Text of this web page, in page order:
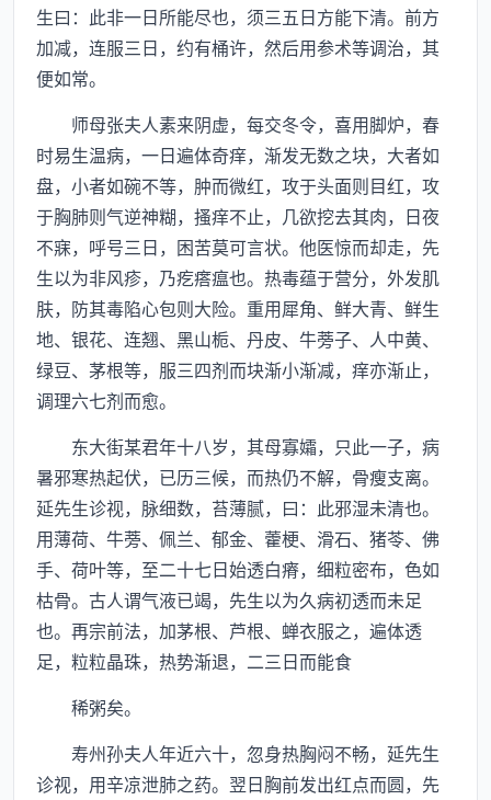
生曰：此非一日所能尽也，须三五日方能下清。前方
加减，连服三日，约有桶许，然后用参术等调治，其
便如常。
师母张夫人素来阴虚，每交冬令，喜用脚炉，春
时易生温病，一日遍体奇痒，渐发无数之块，大者如
盘，小者如碗不等，肿而微红，攻于头面则目红，攻
于胸肺则气逆神糊，搔痒不止，几欲挖去其肉，日夜
不寐，呼号三日，困苦莫可言状。他医惊而却走，先
生以为非风疹，乃疙瘩瘟也。热毒蕴于营分，外发肌
肤，防其毒陷心包则大险。重用犀角、鲜大青、鲜生
地、银花、连翘、黑山栀、丹皮、牛蒡子、人中黄、
绿豆、茅根等，服三四剂而块渐小渐减，痒亦渐止，
调理六七剂而愈。
东大街某君年十八岁，其母寡孀，只此一子，病
暑邪寒热起伏，已历三候，而热仍不解，骨瘦支离。
延先生诊视，脉细数，苔薄腻，曰：此邪湿未清也。
用薄荷、牛蒡、佩兰、郁金、藿梗、滑石、猪苓、佛
手、荷叶等，至二十七日始透白瘠，细粒密布，色如
枯骨。古人谓气液已竭，先生以为久病初透而未足
也。再宗前法，加茅根、芦根、蝉衣服之，遍体透
足，粒粒晶珠，热势渐退，二三日而能食
稀粥矣。
寿州孙夫人年近六十，忽身热胸闷不畅，延先生
诊视，用辛凉泄肺之药。翌日胸前发出红点而圆，先